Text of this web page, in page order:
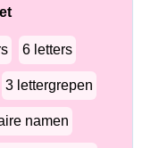
6 letters
3 lettergrepen
namen